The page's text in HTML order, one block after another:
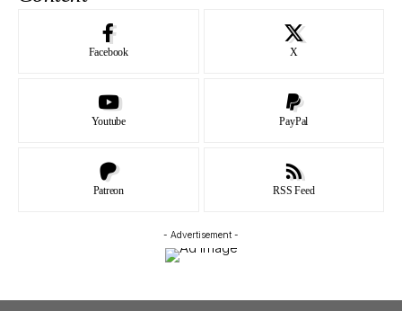
Facebook X
Youtube PayPal
Patreon RSS Feed
- Advertisement -